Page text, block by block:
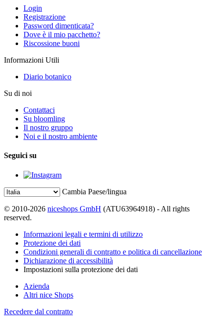
Login
Registrazione
Password dimenticata?
Dove è il mio pacchetto?
Riscossione buoni
Informazioni Utili
Diario botanico
Su di noi
Contattaci
Su bloomling
Il nostro gruppo
Noi e il nostro ambiente
Seguici su
Cambia Paese/lingua
© 2010-2026 niceshops GmbH (ATU63964918) - All rights
reserved.
Informazioni legali e termini di utilizzo
Protezione dei dati
Condizioni generali di contratto e politica di cancellazione
Dichiarazione di accessibilità
Impostazioni sulla protezione dei dati
Azienda
Altri nice Shops
Recedere dal contratto